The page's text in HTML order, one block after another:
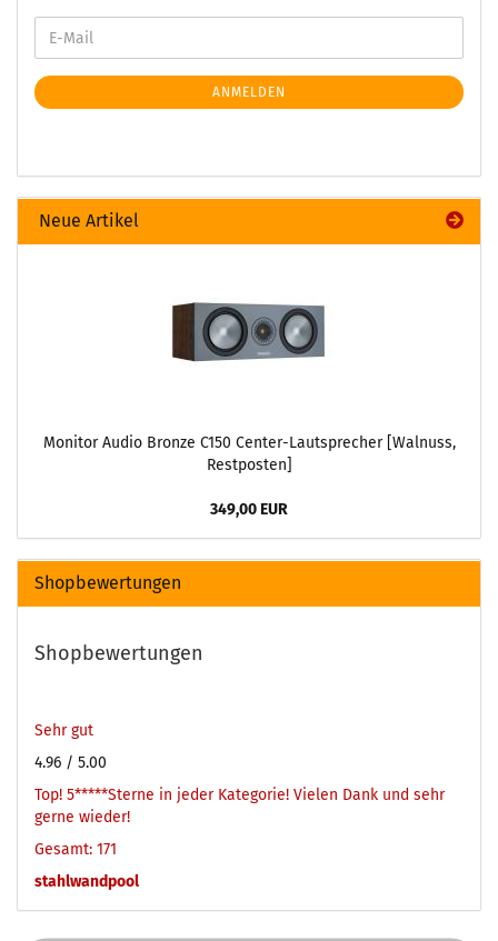
ANMELDEN
Neue Artikel
Monitor Audio Bronze C150 Center-Lautsprecher [Walnuss,
Restposten]
349,00 EUR
Shopbewertungen
Shopbewertungen
Sehr gut
4.96 / 5.00
Top! 5*****Sterne in jeder Kategorie! Vielen Dank und sehr
gerne wieder!
Gesamt: 171
stahlwandpool